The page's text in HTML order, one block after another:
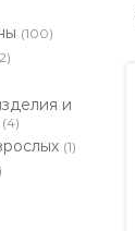
(100)
и
(4)
(1)